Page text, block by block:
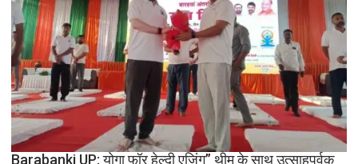
Barabanki UP: योगा फॉर हेल्दी एजिंग” थीम के साथ उत्साहपूर्वक